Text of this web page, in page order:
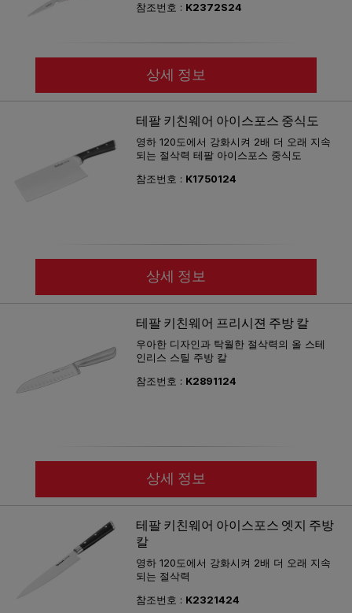
참조번호 : K2372S24
상세 정보
테팔 키친웨어 아이스포스 중식도
영하 120도에서 강화시켜 2배 더 오래 지속
되는 절삭력 테팔 아이스포스 중식도
참조번호 : K1750124
상세 정보
테팔 키친웨어 프리시젼 주방 칼
우아한 디자인과 탁월한 절삭력의 올 스테
인리스 스틸 주방 칼
참조번호 : K2891124
상세 정보
테팔 키친웨어 아이스포스 엣지 주방
칼
영하 120도에서 강화시켜 2배 더 오래 지속
되는 절삭력
참조번호 : K2321424